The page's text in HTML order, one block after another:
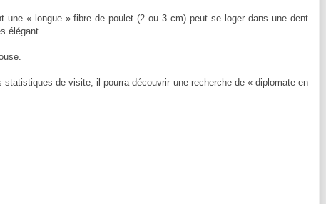
une « longue » fibre de poulet (2 ou 3 cm) peut se loger dans une dent
élégant.
de visite, il pourra découvrir une recherche de « diplomate en